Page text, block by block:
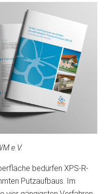
e.V.
bedürfen XPS-R-
Putzaufbaus. Im